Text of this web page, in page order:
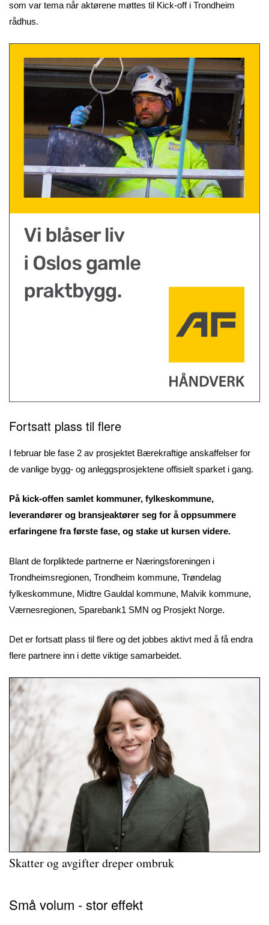
som var tema når aktørene møttes til Kick-off i Trondheim
rådhus.
Fortsatt plass til flere
I februar ble fase 2 av prosjektet Bærekraftige anskaffelser for
de vanlige bygg- og anleggsprosjektene offisielt sparket i gang.
På kick-offen samlet kommuner, fylkeskommune,
leverandører og bransjeaktører seg for å oppsummere
erfaringene fra første fase, og stake ut kursen videre.
Blant de forpliktede partnerne er Næringsforeningen i
Trondheimsregionen, Trondheim kommune, Trøndelag
fylkeskommune, Midtre Gauldal kommune, Malvik kommune,
Værnesregionen, Sparebank1 SMN og Prosjekt Norge.
Det er fortsatt plass til flere og det jobbes aktivt med å få endra
flere partnere inn i dette viktige samarbeidet.
Skatter og avgifter dreper ombruk
Små volum - stor effekt